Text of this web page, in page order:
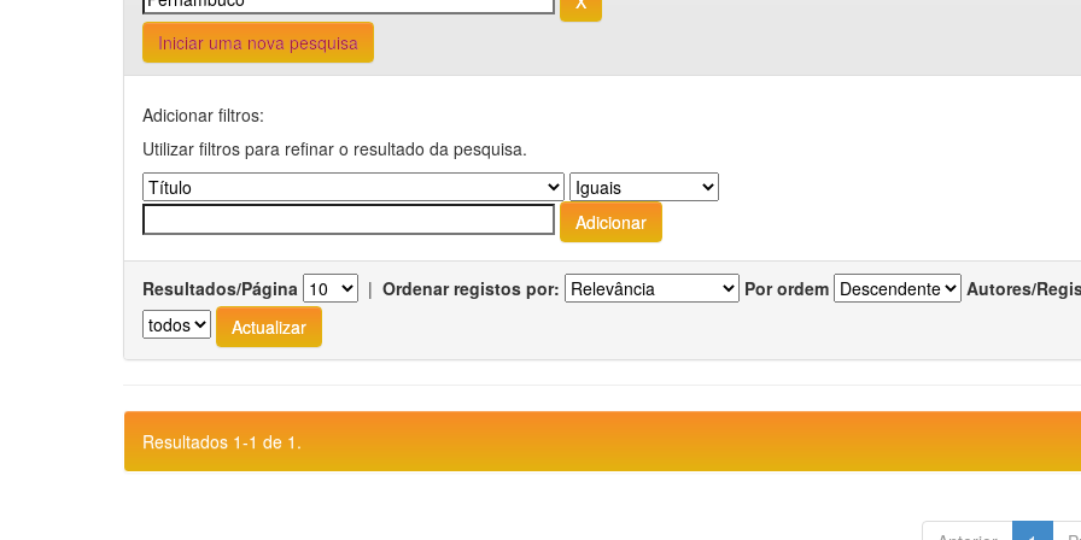
Iniciar uma nova pesquisa
Adicionar filtros:
Utilizar filtros para refinar o resultado da pesquisa.
Resultados/Página | Ordenar registos por: Por ordem Autores/
Resultados 1-1 de 1.